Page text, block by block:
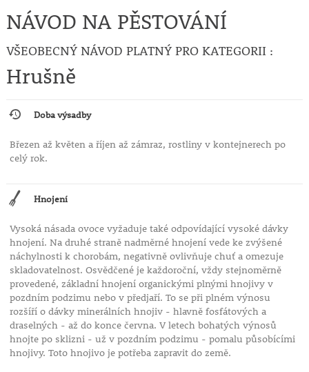
NÁVOD NA PĚSTOVÁNÍ
VŠEOBECNÝ NÁVOD PLATNÝ PRO KATEGORII :
Hrušně
Doba výsadby
Březen až květen a říjen až zámraz, rostliny v kontejnerech po
celý rok.
Hnojení
Vysoká násada ovoce vyžaduje také odpovídající vysoké dávky
hnojení. Na druhé straně nadměrné hnojení vede ke zvýšené
náchylnosti k chorobám, negativně ovlivňuje chuť a omezuje
skladovatelnost. Osvědčené je každoroční, vždy stejnoměrně
provedené, základní hnojení organickými plnými hnojivy v
pozdním podzimu nebo v předjaří. To se při plném výnosu
rozšíří o dávky minerálních hnojiv - hlavně fosfátových a
draselných - až do konce června. V letech bohatých výnosů
hnojte po sklizni - už v pozdním podzimu - pomalu působícími
hnojivy. Toto hnojivo je potřeba zapravit do země.